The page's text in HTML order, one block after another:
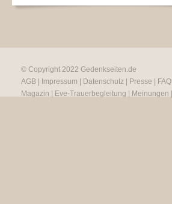
© Copyright 2022 Gedenkseiten.de
AGB
Impressum Datenschutz Presse
FAQ
Magazin
Eve-Trauerbegleitung Meinungen